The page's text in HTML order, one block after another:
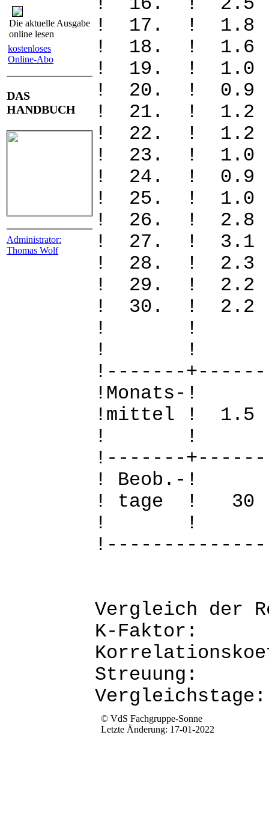
Die aktuelle Ausgabe
online lesen
kostenloses
Online-Abo
DAS
HANDBUCH
Administrator:
Thomas Wolf
! 17. ! 1.8
! 18. !
! 19. !
! 20. !
! 21. !
! 22. !
! 23. !
! 24. !
! 25. !
! 26. !
! 27. !
! 28. !
! 29. !
! 30. !
!
!
!-------
!mittel !
!
!-------
!
! tage !
!
Vergleich der
K-
© VdS Fachgruppe-Sonne
Letzte Änderung: 17-01-2022